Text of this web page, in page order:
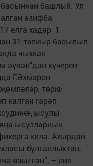
башлый. Ул
әлифба
елга кадәр 1
31 тапкыр басылып
чыккан
әүвәл”дән күчереп
Г.Әхмәров
төрки
калган гарәп
ысулы
ысулларның
килә. Ахырдан
булганлыктан,
язылган”, – дип